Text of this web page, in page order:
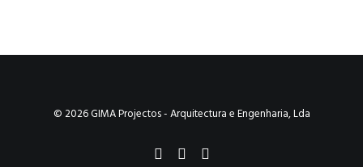
© 2026 GIMA Projectos - Arquitectura e Engenharia, Lda